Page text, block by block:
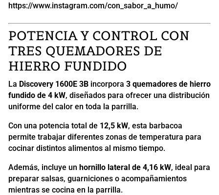
https://www.instagram.com/con_sabor_a_humo/
POTENCIA Y CONTROL CON
TRES QUEMADORES DE
HIERRO FUNDIDO
La Discovery 1600E 3Bincorpora 3 quemadores de hierro
fundido de 4 kW, diseñados para ofrecer una distribución
uniforme del calor en toda la parrilla.
Con una potencia total de 12,5 kW, esta barbacoa
permite trabajar diferentes zonas de temperatura para
cocinar distintos alimentos al mismo tiempo.
Además, incluye un hornillo lateral de 4,16 kW, ideal para
preparar salsas, guarniciones o acompañamientos
mientras se cocina en la parrilla.